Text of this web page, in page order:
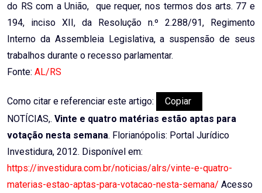
do RS com a União, que requer, nos termos dos arts. 77 e
194, inciso XII, da Resolução n.º 2.288/91, Regimento
Interno da Assembleia Legislativa, a suspensão de seus
trabalhos durante o recesso parlamentar.
Fonte: AL/RS
Como citar e referenciar este artigo:
Copiar
NOTÍCIAS,. Vinte e quatro matérias estão aptas para
votação nesta semana. Florianópolis: Portal Jurídico
Investidura, 2012. Disponível em:
https://investidura.com.br/noticias/alrs/vinte-e-quatro-
materias-estao-aptas-para-votacao-nesta-semana/ Acesso